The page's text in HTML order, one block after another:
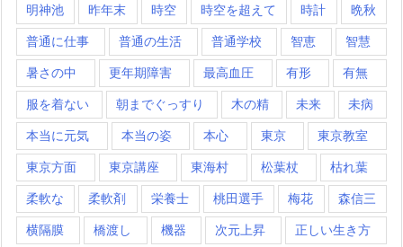
明神池 昨年末 時空 時空を超えて 時計 晩秋
普通に仕事 普通の生活 普通学校 智恵 智慧
暑さの中 更年期障害 最高血圧 有形 有無
服を着ない 朝までぐっすり 木の精 未来 未病
本当に元気 本当の姿 本心 東京 東京教室
東京方面 東京講座 東海村 松葉杖 枯れ葉
柔軟な 柔軟剤 栄養士 桃田選手 梅花 森信三
横隔膜 橋渡し 機器 次元上昇 正しい生き方